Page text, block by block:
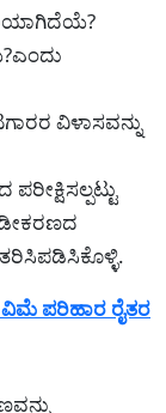
ವಿಳಾಸವನ್ನು
ಪರಿಹಾರ ರೈತರ